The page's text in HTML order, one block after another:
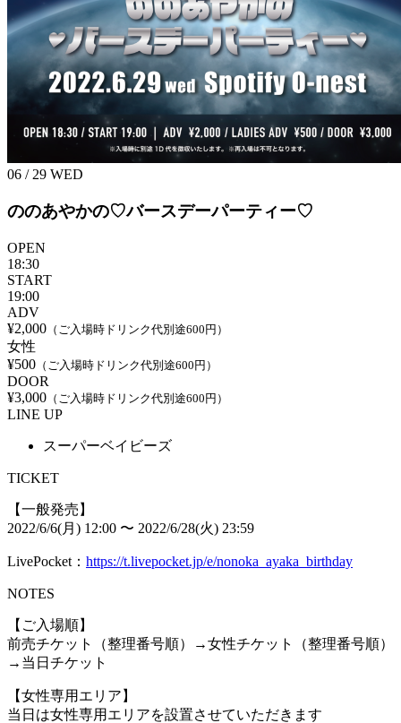
06 / 29 WED
ののあやかの♡バースデーパーティー♡
OPEN
18:30
START
19:00
ADV
¥2,000 （ご入場時ドリンク代別途600円）
女性
¥500 （ご入場時ドリンク代別途600円）
DOOR
¥3,000 （ご入場時ドリンク代別途600円）
LINE UP
スーパーベイビーズ
TICKET
【一般発売】
2022/6/6(月) 12:00 〜 2022/6/28(火) 23:59
LivePocket： https://t.livepocket.jp/e/nonoka_ayaka_birthday
NOTES
【ご入場順】
前売チケット（整理番号順）→女性チケット（整理番号順）
→当日チケット
【女性専用エリア】
当日は女性専用エリアを設置させていただきます